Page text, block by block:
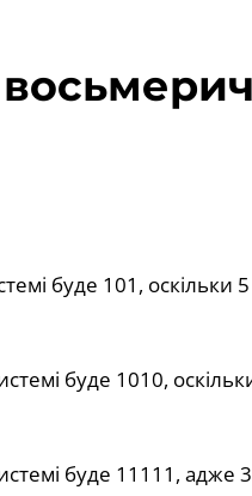
буде 101, оскільки 5
буде 1010,
буде 11111, адже 3